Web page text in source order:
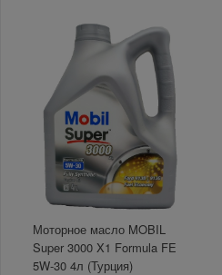
Моторное масло MOBIL
Super 3000 X1 Formula FE
5W-30 4л (Турция)